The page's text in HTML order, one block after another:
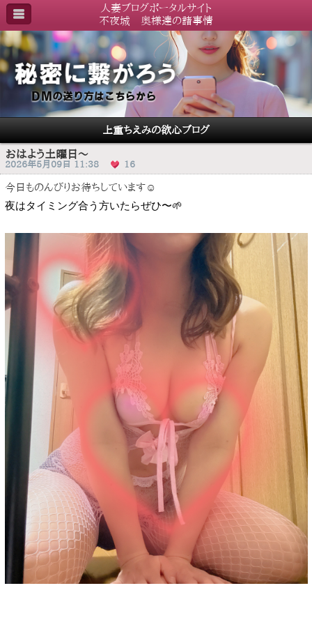
人妻ブログポータルサイト
不夜城 奥様達の諸事情
上重ちえみの欲心ブログ
おはよう土曜日〜
2026年5月09日 11:38 16
今日ものんびりお待ちしています☺️
夜はタイミング合う方いたらぜひ〜🌱